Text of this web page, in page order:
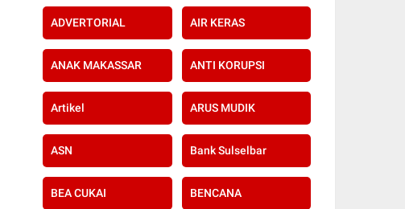
ADVERTORIAL AIR KERAS
ANAK MAKASSAR ANTI KORUPSI
Artikel ARUS MUDIK
ASN Bank Sulselbar
BEA CUKAI BENCANA